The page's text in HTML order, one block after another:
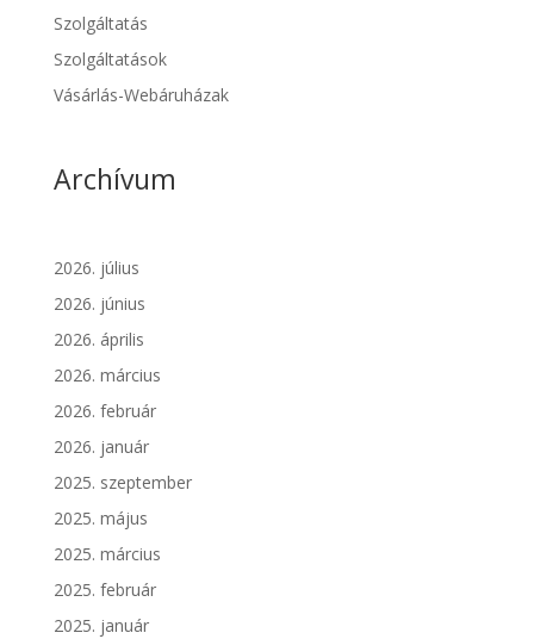
Szolgáltatás
Szolgáltatások
Vásárlás-Webáruházak
Archívum
2026. július
2026. június
2026. április
2026. március
2026. február
2026. január
2025. szeptember
2025. május
2025. március
2025. február
2025. január